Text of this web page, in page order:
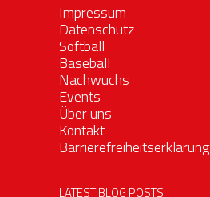
Impressum
Datenschutz
Softball
Baseball
Nachwuchs
Events
Über uns
Kontakt
Barrierefreiheitserklärung
LATEST BLOG POSTS